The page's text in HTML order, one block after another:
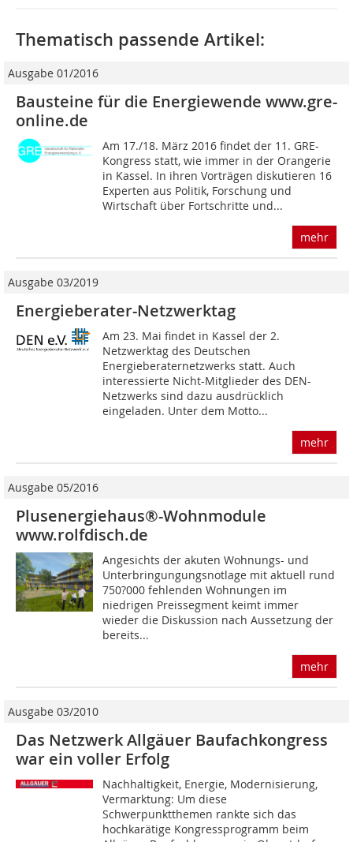
Thematisch passende Artikel:
Ausgabe 01/2016
Bausteine für die Energiewende www.gre-
online.de
Am 17./18. März 2016 findet der 11. GRE-
Kongress statt, wie immer in der Orangerie
in Kassel. In ihren Vorträgen diskutieren 16
Experten aus Politik, Forschung und
Wirtschaft über Fortschritte und...
mehr
Ausgabe 03/2019
Energieberater-Netzwerktag
Am 23. Mai findet in Kassel der 2.
Netzwerktag des Deutschen
Energieberaternetzwerks statt. Auch
interessierte Nicht-Mitglieder des DEN-
Netzwerks sind dazu ausdrücklich
eingeladen. Unter dem Motto...
mehr
Ausgabe 05/2016
Plusenergiehaus®-Wohnmodule
www.rolfdisch.de
Angesichts der akuten Wohnungs- und
Unterbringungungsnotlage mit aktuell rund
750?000 fehlenden Wohnungen im
niedrigen Preissegment keimt immer
wieder die Diskussion nach Aussetzung der
bereits...
mehr
Ausgabe 03/2010
Das Netzwerk Allgäuer Baufachkongress
war ein voller Erfolg
Nachhaltigkeit, Energie, Modernisierung,
Vermarktung: Um diese
Schwerpunktthemen rankte sich das
hochkarätige Kongressprogramm beim